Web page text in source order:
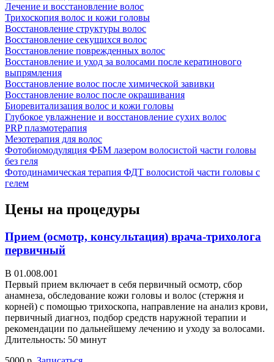
Лечение и восстановление волос
Трихоскопия волос и кожи головы
Восстановление структуры волос
Восстановление секущихся волос
Восстановление поврежденных волос
Восстановление и уход за волосами после кератинового
выпрямления
Восстановление волос после химической завивки
Восстановление волос после окрашивания
Биоревитализация волос и кожи головы
Глубокое увлажнение и восстановление сухих волос
PRP плазмотерапия
Мезотерапия для волос
Фотобиомодуляция ФБМ лазером волосистой части головы
без геля
Фотодинамическая терапия ФДТ волосистой части головы с
гелем
Цены на процедуры
Прием (осмотр, консультация) врача-трихолога
первичный
В 01.008.001
Первый прием включает в себя первичный осмотр, сбор
анамнеза, обследование кожи головы и волос (стержня и
корней) с помощью трихоскопа, направление на анализ крови,
первичный диагноз, подбор средств наружной терапии и
рекомендации по дальнейшему лечению и уходу за волосами.
Длительность: 50 минут